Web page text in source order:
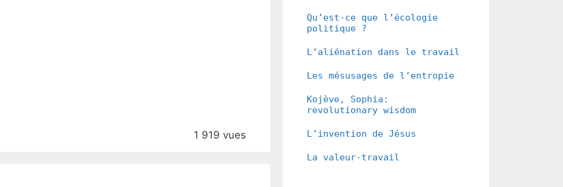
1 919 vues
Qu’est-ce que l’écologie
politique ?
L’aliénation dans le travail
Les mésusages de l’entropie
Kojève, Sophia:
revolutionary wisdom
L’invention de Jésus
La valeur-travail